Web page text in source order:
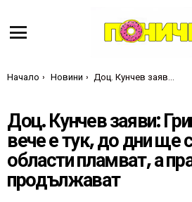
Ти си тук:
Начало Новини Доц. Кунчев заяви: Грипната вълна вече е тук, до дни ще са ясни които области пламват, а празниците продължават
Доц. Кунчев заяви:
вече е тук, до дни ще
области пламват, а
продължават